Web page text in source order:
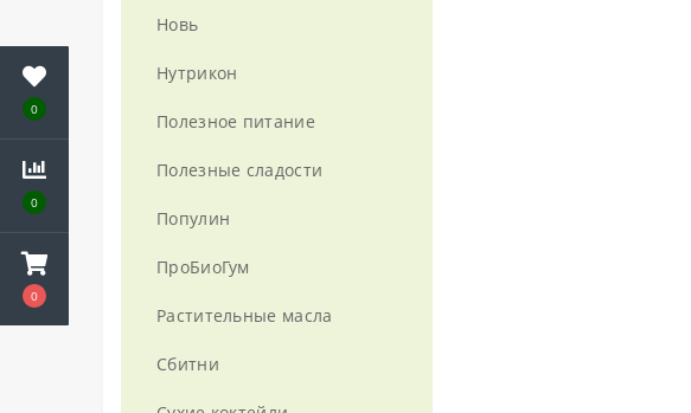
0
0
0
Новь
Нутрикон
Полезное питание
Полезные сладости
Популин
ПроБиоГум
Растительные масла
Сбитни